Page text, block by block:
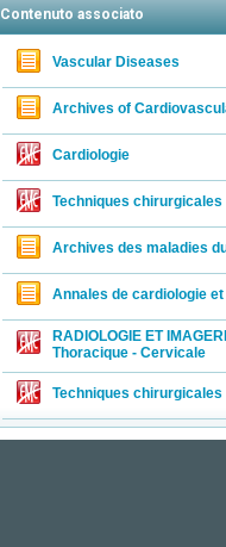
Contenuto associato
Vascular Diseases
Archives of
Cardiologie
Techniques
Archives des maladies
Annales de cardiologie
RADIOLOGIE ET
Thoracique - Cervicale
Techniques chirurgicales